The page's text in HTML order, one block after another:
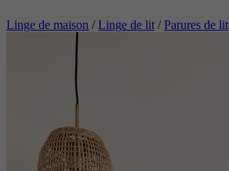
Linge de maison / Linge de lit / Parures de lit